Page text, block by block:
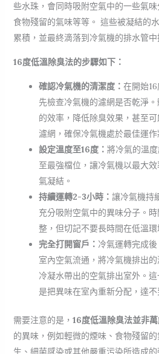
些水珠，會同時吸附空氣中的一些氣
食物殘留的氣味等等。 這些被凝結的
累積，並最終滴落到冷氣機的排水管中
16度低溫除臭法的步驟如下：
確認冷氣機的清潔度： 在開始
先檢查冷氣機的濾網是否乾淨
的效率，降低除臭效果，甚至
濾網，確保冷氣機處於最佳運作
設定溫度至16度： 將冷氣的溫
至最強檔位，讓冷氣機以最大
氣凝結。
持續運轉2-3小時： 讓冷氣機持
充分吸附空氣中的異味分子。
整，但切記不要長時間在低溫
完全打開窗戶： 冷氣運轉完成後
室內空氣流通，將冷氣機排出
冷凝水帶出的空氣排出室外。
是把異味在室內重新分配，達不
需要注意的是， 16度低溫除臭法並非
的異味，例如輕微的煙味、食物殘留
生、細菌感染或其他嚴重污染所造成